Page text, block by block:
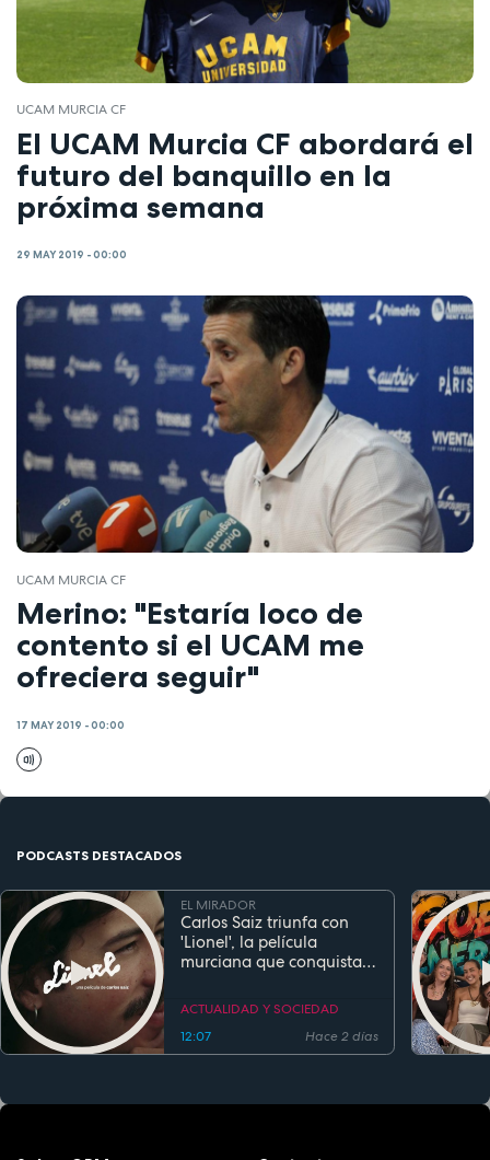
UCAM MURCIA CF
El UCAM Murcia CF abordará el
futuro del banquillo en la
próxima semana
29 MAY 2019 - 00:00
UCAM MURCIA CF
Merino: "Estaría loco de
contento si el UCAM me
ofreciera seguir"
17 MAY 2019 - 00:00
PODCASTS DESTACADOS
EL MIRADOR
Carlos Saiz triunfa con
'Lionel', la película
murciana que conquista
estreno
ACTUALIDAD Y SOCIEDAD
12:07
Hace 2 días